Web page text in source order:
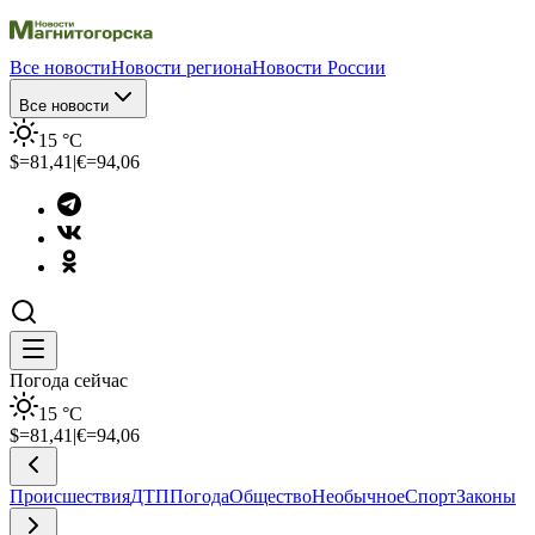
Все новостиНовости регионаНовости России
Все новости
15 °C
$=81,41 |€=94,06
Погода сейчас
15 °C
$=81,41 |€=94,06
ПроисшествияДТППогодаОбществоНеобычноеСпортЗаконы